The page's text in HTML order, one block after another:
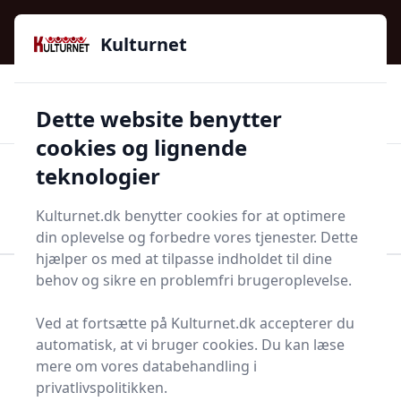
Kulturnet - Alt Det Gode I Livet | Din Kulturguide Siden
2016
97 kategorier 👍Kun godkendte butikker
Start søgning
Bolig og indretning
Badeværelse og Sauna
Badesalte - 22 på lager
Kulturnet
Dette website benytter
cookies og lignende
teknologier
Kulturnet.dk benytter cookies for at optimere
din oplevelse og forbedre vores tjenester. Dette
hjælper os med at tilpasse indholdet til dine
behov og sikre en problemfri brugeroplevelse.
Ved at fortsætte på Kulturnet.dk accepterer du
automatisk, at vi bruger cookies. Du kan læse
mere om vores databehandling i
privatlivspolitikken.